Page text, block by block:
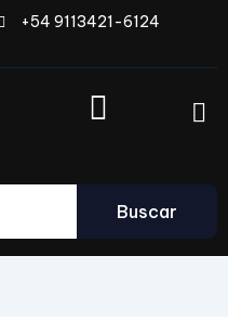
+54 9113421-6124
Buscar